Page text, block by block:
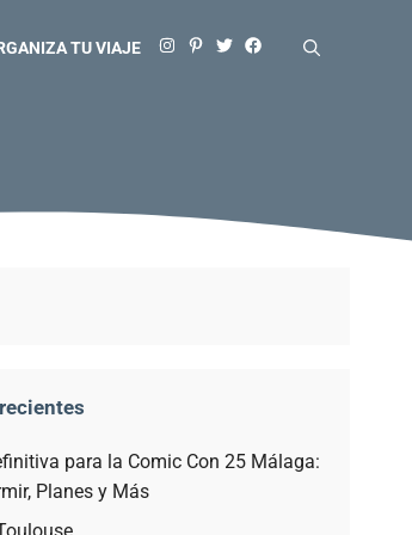
TU VIAJE
para la Comic Con 25 Málaga:
Planes y Más